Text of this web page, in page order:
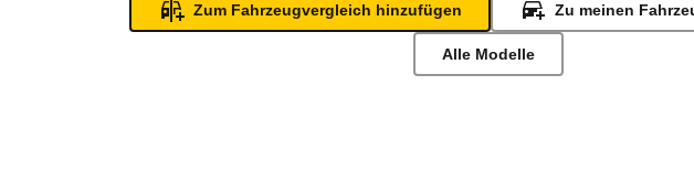
Zum Fahrzeugvergleich hinzufügen Zu meinen
Alle Modelle